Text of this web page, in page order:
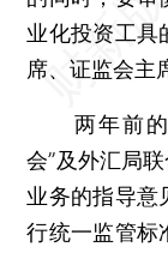
业化投资工具
席、证监会主
两年前的
会”及外汇局
业务的指导意
行统一监管标